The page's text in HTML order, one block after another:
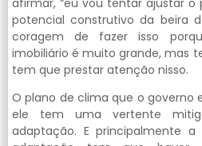
potencial construtivo da beira
coragem de fazer isso
imobiliário é muito grande, mas
tem que prestar atenção nisso.
O plano de clima que o governo
ele tem uma vertente
adaptação. E principalmente